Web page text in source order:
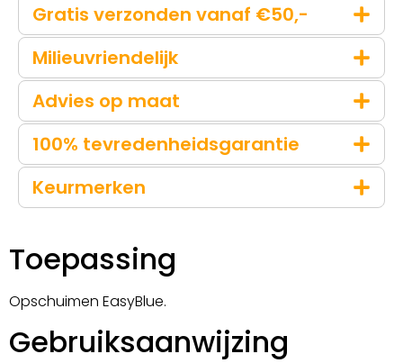
Gratis verzonden vanaf €50,-
Milieuvriendelijk
Advies op maat
100% tevredenheidsgarantie
Keurmerken
Toepassing
Opschuimen EasyBlue.
Gebruiksaanwijzing